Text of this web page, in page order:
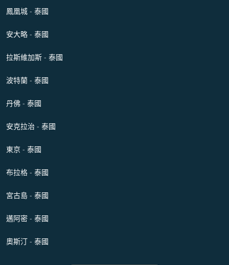
鳳凰城 - 泰國
安大略 - 泰國
拉斯維加斯 - 泰國
波特蘭 - 泰國
丹佛 - 泰國
安克拉治 - 泰國
東京 - 泰國
布拉格 - 泰國
宮古島 - 泰國
邁阿密 - 泰國
奧斯汀 - 泰國